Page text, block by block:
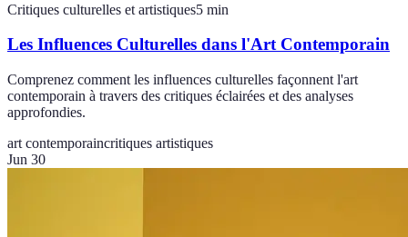
Critiques culturelles et artistiques5 min
Les Influences Culturelles dans l'Art Contemporain
Comprenez comment les influences culturelles façonnent l'art
contemporain à travers des critiques éclairées et des analyses
approfondies.
art contemporaincritiques artistiques
Jun 30